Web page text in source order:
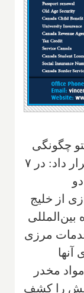
چگونگی
این کشف را در اختیار رسانه‌ها قرار داد: در ۷
با پروازی از خلیج
بین‌المللی
مرزی
دلار مواد مخدر
را کشف